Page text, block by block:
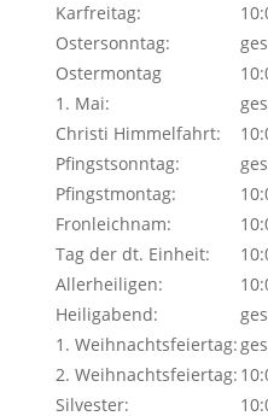
Karfreitag:
Ostersonntag:
Ostermontag
1. Mai:
Christi Himmelfahrt:
Pfingstsonntag:
Pfingstmontag:
Fronleichnam:
Tag der dt. Einheit:
Allerheiligen:
Heiligabend:
1. Weihnachtsfeiertag:
2. Weihnachtsfeiertag:
Silvester: